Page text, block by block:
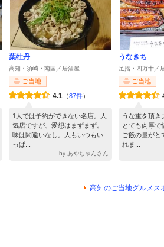
葉牡丹
高知・須崎・南国／居酒屋
ご当地
4.1 （87件）
1人では予約ができない名店。人
気店ですが、愛想はまずまず。
味は間違いなし。人もいつもい
っぱ...
by あやちゃんさん
うなきち
足摺・四万十／
ご当地
うな重を頂き
とても肉厚で
ご飯の量がと
れま...
高知のご当地グルメス